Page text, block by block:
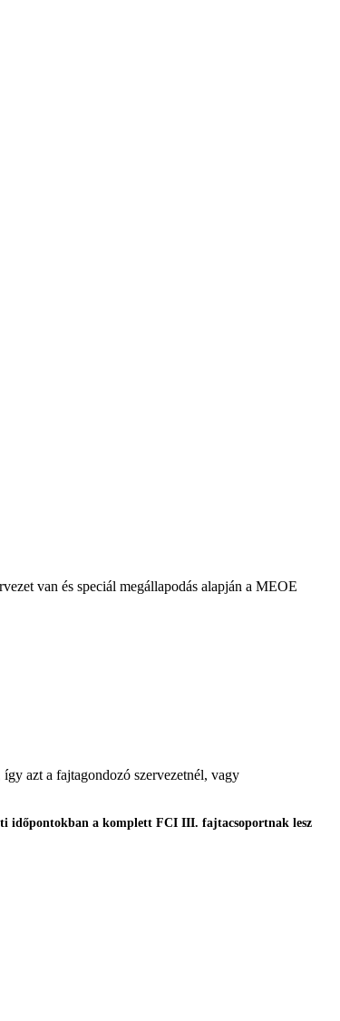
van és speciál megállapodás alapján a MEOE
azt a fajtagondozó szervezetnél, vagy
időpontokban a komplett FCI III. fajtacsoportnak lesz